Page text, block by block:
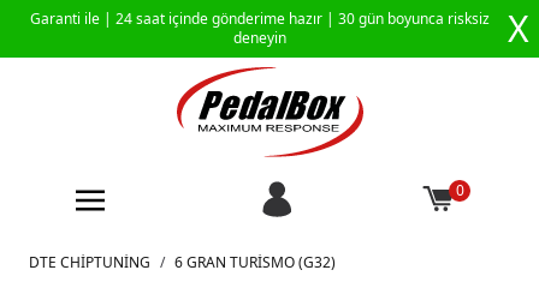
Garanti ile | 24 saat içinde gönderime hazır | 30 gün boyunca risksiz
deneyin
X
0
İçeriğe geç
DTE CHIPTUNING / 6 GRAN TURISMO (G32)